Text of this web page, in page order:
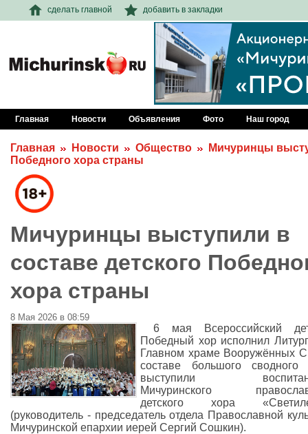
сделать главной добавить в закладки
Главная Новости Объявления Фото Наш город
Главная Новости Общество
Мичуринцы
Победного хора страны
Мичуринцы выступили в
составе детского
хора страны
8 Мая 2026 в 08:59
6 мая Всероссийский
Победный хор исполнил
Главном храме Вооружённых
составе большого сводного
выступили
Мичуринского
детского хора
(руководитель - председатель отдела Православной
Мичуринской епархии иерей Сергий Сошкин).